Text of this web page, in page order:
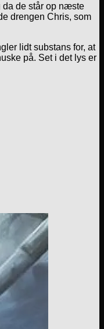
da de står op næste
drengen Chris, som
lidt substans for, at
på. Set i det lys er